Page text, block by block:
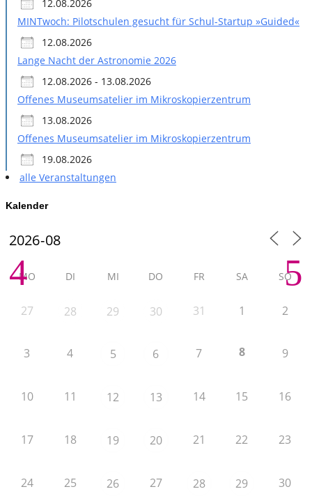
12.08.2026
MINTwoch: Pilotschulen gesucht für Schul-Startup »Guided«
12.08.2026
Lange Nacht der Astronomie 2026
12.08.2026 - 13.08.2026
Offenes Museumsatelier im Mikroskopierzentrum
13.08.2026
Offenes Museumsatelier im Mikroskopierzentrum
19.08.2026
alle Veranstaltungen
Kalender
MO DI MI DO FR SA SO
27 28 29 30 31 1 2
3 4 5 6 7 8 9
10 11 12 13 14 15 16
17 18 19 20 21 22 23
24 25 26 27 28 29 30